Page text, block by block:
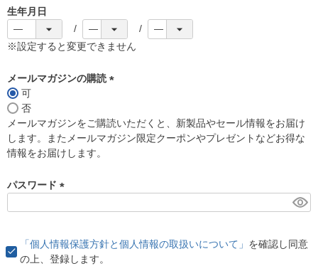
)
生年月日
※設定すると変更できません
メールマガジンの購読
須
)
可
否
メールマガジンをご購読いただくと、新製品やセール情報をお届け
します。またメールマガジン限定クーポンやプレゼントなどお得な
情報をお届けします。
パスワード
)
「個人情報保護方針と個人情報の取扱いについて」 を確認し同意
の上、登録します。